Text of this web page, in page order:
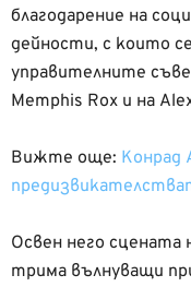
благодарение на
дейности, с които
управителните
Memphis Rox и на
Вижте още: Конрад
Освен него сцената
трима вълнуващи